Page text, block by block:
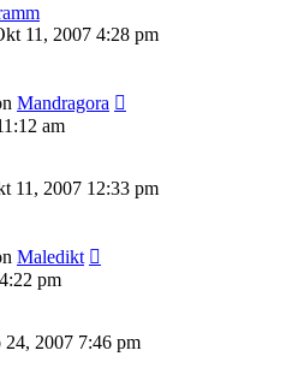
11, 2007 4:28 pm
Mandragora
am
11, 2007 12:33 pm
Maledikt
pm
24, 2007 7:46 pm